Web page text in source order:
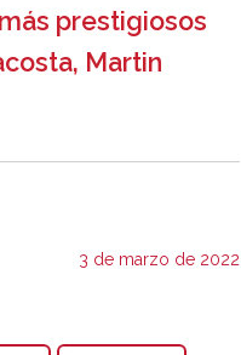
prestigiosos
Martin
3 de marzo de 2022